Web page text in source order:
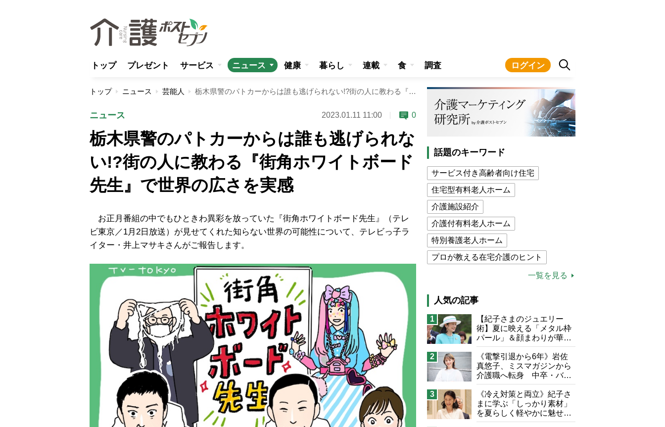
トップ プレゼント サービス ニュース 健康 暮らし 連載 食 調査 ログイン
トップ ニュース 芸能人 栃木県警のパトカーからは誰も逃げられない!?街の人に教わる『街角ホワイトボード先生』で世界の広さを実感
ニュース 2023.01.11 11:00 0
栃木県警のパトカーからは誰も逃げられな
い!?街の人に教わる『街角ホワイトボード
先生』で世界の広さを実感
お正月番組の中でもひときわ異彩を放っていた
『街角ホワイトボード先生』（テレ
ビ東京／1月2日放送） が見せてくれた知らない世界の可能性について、 テレビっ子ラ
イター・井上マサキさんがご報告します。
話題のキーワード
サービス付き高齢者向け住宅
住宅型有料老人ホーム
介護施設紹介
介護付有料老人ホーム
特別養護老人ホーム
プロが教える在宅介護のヒント
介護食
猫が母になつきません
息子の遠距離介護サバイバル術
兄がボケました
便利なサービス
予防法
一覧を見る
人気の記事
1
【紀子さまのジュエリー
術】夏に映える「メタル枠
パール」＆顔まわりが華や
ぐ「揺れる一粒」の使い分
け方
2
《電撃引退から6年》岩佐
真悠子、ミスマガジンから
介護職へ転身 中卒・バイ
ト経験ゼロの彼女が見つけ
た“居場所”「社会の役に立
ちながら自分らしくいられ
る」
3
《冷え対策と両立》紀子さ
まに学ぶ「しっかり素材」
を夏らしく軽やかに魅せる
3つの着こなし法則